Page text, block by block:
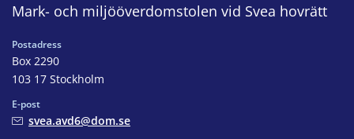
Mark- och miljööverdomstolen vid Svea hovrätt
Postadress
Box 2290
103 17 Stockholm
E-post
svea.avd6@dom.se